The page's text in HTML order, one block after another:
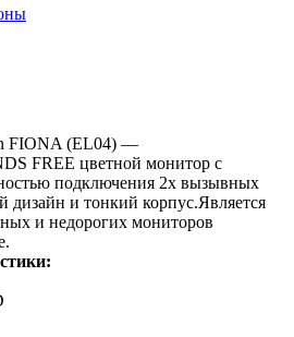
FIONA (EL04) —
FREE цветной монитор с
подключения 2х вызывных
дизайн и тонкий корпус.Является
и недорогих мониторов